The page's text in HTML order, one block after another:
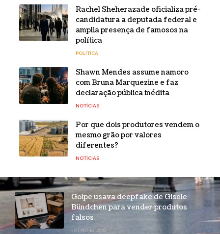
Rachel Sheherazade oficializa pré-
candidatura a deputada federal e
amplia presença de famosos na
política
POLÍTICA
Shawn Mendes assume namoro
com Bruna Marquezine e faz
declaração pública inédita
NOTÍCIAS
Por que dois produtores vendem o
mesmo grão por valores
diferentes?
NOTÍCIAS
Golpe usava deepfake de Gisele
Bündchen para vender produtos
falsos
JULHO 16, 2026